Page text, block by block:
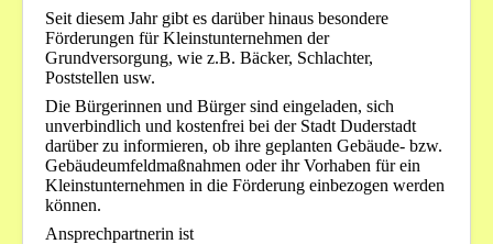
Seit diesem Jahr gibt es darüber hinaus besondere
Förderungen für Kleinstunternehmen der
Grundversorgung, wie z.B. Bäcker, Schlachter,
Poststellen usw.
Die Bürgerinnen und Bürger sind eingeladen, sich
unverbindlich und kostenfrei bei der Stadt Duderstadt
darüber zu informieren, ob ihre geplanten Gebäude- bzw.
Gebäudeumfeldmaßnahmen oder ihr Vorhaben für ein
Kleinstunternehmen in die Förderung einbezogen werden
können.
Ansprechpartnerin ist